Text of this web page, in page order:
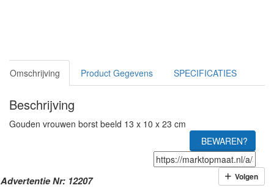
Omschrijving Product Gegevens SPECIFICATIES
Beschrijving
Gouden vrouwen borst beeld 13 x 10 x 23 cm
BEWAREN?
Advertentie Nr: 12207 Volgen